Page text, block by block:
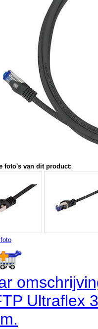
foto's van dit product:
Ultraflex